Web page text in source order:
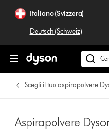
Italiano (Svizzera)
Deutsch (Schweiz)
Cerca
su
Scegli il tuo aspirapolvere
Aspirapolvere